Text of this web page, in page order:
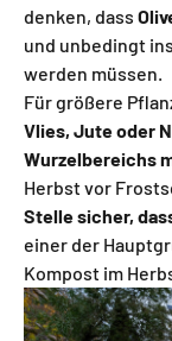
denken, dass
und unbedingt
werden müssen.
Für größere
Vlies, Jute oder
Wurzelbereichs
Herbst vor
Stelle sicher,
einer der
Kompost im